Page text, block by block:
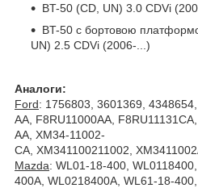
BT-50 (CD, UN) 3.0 CDVi
BT-50 c бортовою
UN) 2.5 CDVi (2006-...)
Аналоги:
Ford: 1756803, 3601369,
AA, F8RU11000AA,
AA, XM34-11002-
CA, XM341100211002,
Mazda: WL01-18-400,
400A, WL0218400A, WL61-18-